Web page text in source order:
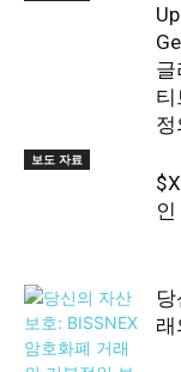
글
보도 자료
래